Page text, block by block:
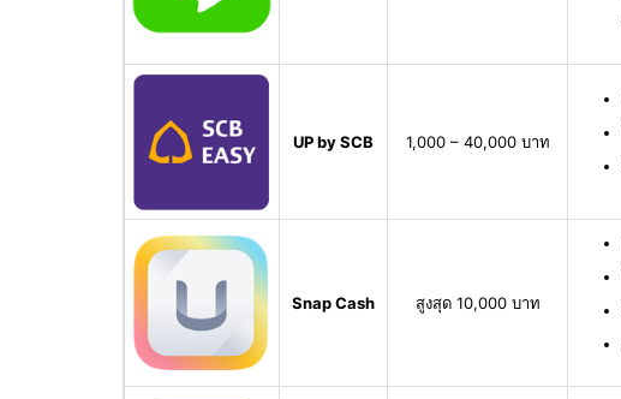
UP by SCB 1,000 – 40,000 บาท
Snap Cash สูงสุด 10,000 บาท